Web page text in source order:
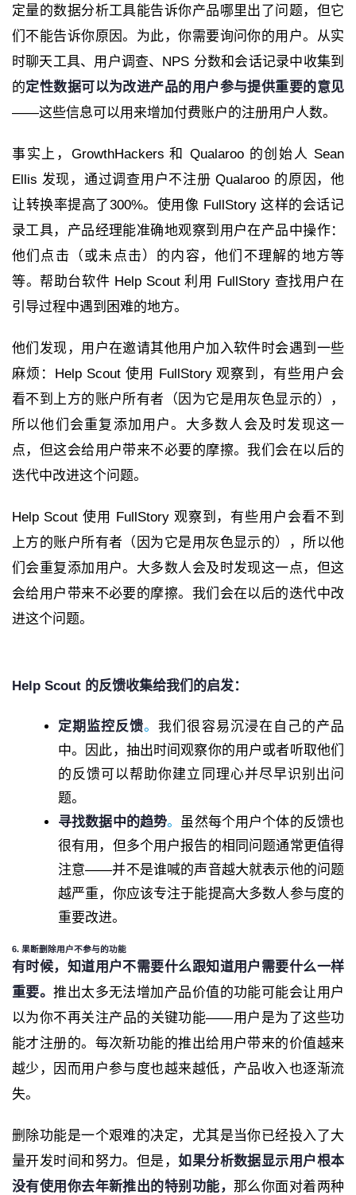
定量的数据分析工具能告诉你产品哪里出了问题，但它
们不能告诉你原因。为此，你需要询问你的用户。从实
时聊天工具、用户调查、NPS 分数和会话记录中收集到
的定性数据可以为改进产品的用户参与提供重要的意见
——这些信息可以用来增加付费账户的注册用户人数。
事实上，GrowthHackers 和 Qualaroo 的创始人 Sean
Ellis 发现，通过调查用户不注册 Qualaroo 的原因，他
让转换率提高了300%。使用像 FullStory 这样的会话记
录工具，产品经理能准确地观察到用户在产品中操作：
他们点击（或未点击）的内容，他们不理解的地方等
等。帮助台软件 Help Scout 利用 FullStory 查找用户在
引导过程中遇到困难的地方。
他们发现，用户在邀请其他用户加入软件时会遇到一些
麻烦：Help Scout 使用 FullStory 观察到，有些用户会
看不到上方的账户所有者（因为它是用灰色显示的），
所以他们会重复添加用户。大多数人会及时发现这一
点，但这会给用户带来不必要的摩擦。我们会在以后的
迭代中改进这个问题。
Help Scout 使用 FullStory 观察到，有些用户会看不到
上方的账户所有者（因为它是用灰色显示的），所以他
们会重复添加用户。大多数人会及时发现这一点，但这
会给用户带来不必要的摩擦。我们会在以后的迭代中改
进这个问题。
Help Scout 的反馈收集给我们的启发：
定期监控反馈。我们很容易沉浸在自己的产品
中。因此，抽出时间观察你的用户或者听取他们
的反馈可以帮助你建立同理心并尽早识别出问
题。
寻找数据中的趋势。 虽然每个用户个体的反馈也
很有用，但多个用户报告的相同问题通常更值得
注意——并不是谁喊的声音越大就表示他的问题
越严重，你应该专注于能提高大多数人参与度的
重要改进。
6. 果断删除用户不参与的功能
有时候，知道用户不需要什么跟知道用户需要什么一样
重要。推出太多无法增加产品价值的功能可能会让用户
以为你不再关注产品的关键功能——用户是为了这些功
能才注册的。每次新功能的推出给用户带来的价值越来
越少，因而用户参与度也越来越低，产品收入也逐渐流
失。
删除功能是一个艰难的决定，尤其是当你已经投入了大
量开发时间和努力。但是，如果分析数据显示用户根本
没有使用你去年新推出的特别功能， 那么你面对着两种